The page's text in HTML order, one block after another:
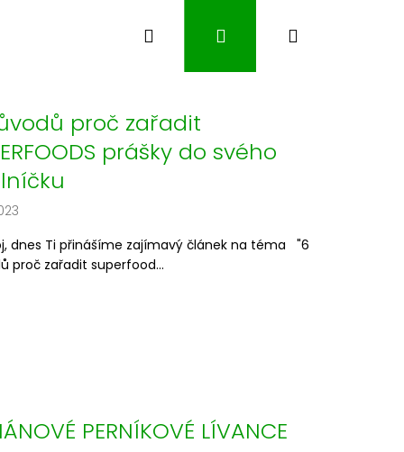
Hledat PřihlášeníNákupní
proč zařadit
prášky do svého
dnes Ti přinášíme zajímavý článek na téma "6
proč zařadit superfood...
PERNÍKOVÉ LÍVANCE